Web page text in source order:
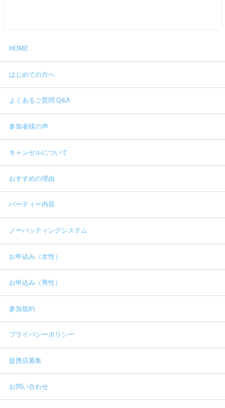
HOME
はじめての方へ
よくあるご質問 Q&A
参加者様の声
キャンセルについて
おすすめの理由
パーティー内容
ノーバッティングシステム
お申込み（女性）
お申込み（男性）
参加規約
プライバシーポリシー
提携店募集
お問い合わせ